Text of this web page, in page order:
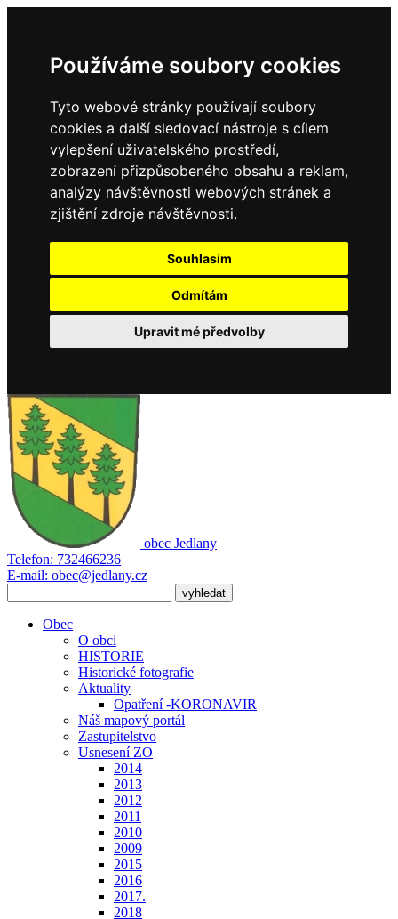
Používáme soubory cookies
Tyto webové stránky používají soubory
cookies a další sledovací nástroje s cílem
vylepšení uživatelského prostředí,
zobrazení přizpůsobeného obsahu a reklam,
analýzy návštěvnosti webových stránek a
zjištění zdroje návštěvnosti.
Souhlasím
Odmítám
Upravit mé předvolby
obec Jedlany
Telefon: 732466236
E-mail: obec@jedlany.cz
Obec
O obci
HISTORIE
Historické fotografie
Aktuality
Opatření -KORONAVIR
Náš mapový portál
Zastupitelstvo
Usnesení ZO
2014
2013
2012
2011
2010
2009
2015
2016
2017.
2018